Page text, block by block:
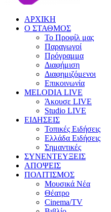
ΑΡΧΙΚΗ
Ο ΣΤΑΘΜΟΣ
Το Προφίλ μας
Παραγωγοί
Πρόγραμμα
Διαφήμιση
Διαφημιζόμενοι
Επικοινωνία
MELODIA LIVE
Άκουσε LIVE
Studio LIVE
ΕΙΔΗΣΕΙΣ
Τοπικές Ειδήσεις
Ελλάδα Ειδήσεις
Σημαντικές
ΣΥΝΕΝΤΕΥΞΕΙΣ
ΑΠΟΨΕΙΣ
ΠΟΛΙΤΙΣΜΟΣ
Μουσικά Νέα
Θέατρο
Cinema/TV